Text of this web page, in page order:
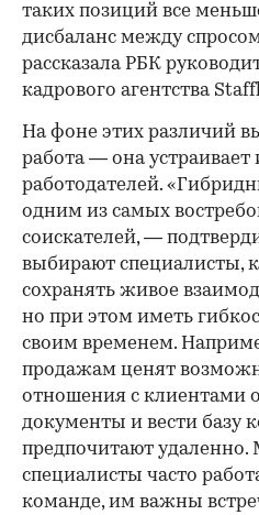
таких позиций все
дисбаланс между
рассказала РБК
кадрового агентства
На фоне этих различий
работа — она устраивает
работодателей.
одним из самых
соискателей, —
выбирают специалисты,
сохранять живое
но при этом иметь
своим временем.
продажам ценят
отношения с клиентами
документы и вести базу
предпочитают удаленно.
специалисты часто
команде, им важны